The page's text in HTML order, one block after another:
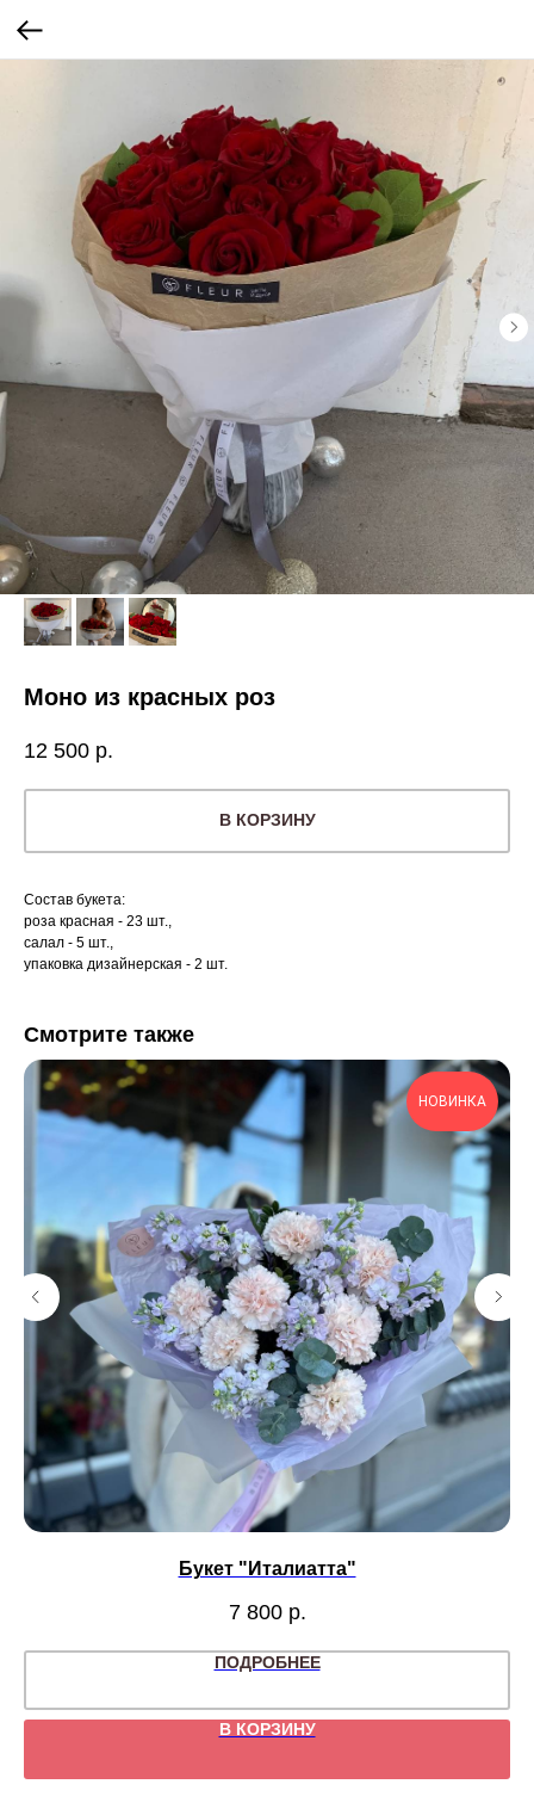
Моно из красных роз
12 500 р.
В КОРЗИНУ
Состав букета:
роза красная - 23 шт.,
салал - 5 шт.,
упаковка дизайнерская - 2 шт.
Смотрите также
НОВИНКА
Букет "Италиатта"
7 800 р.
ПОДРОБНЕЕ
В КОРЗИНУ